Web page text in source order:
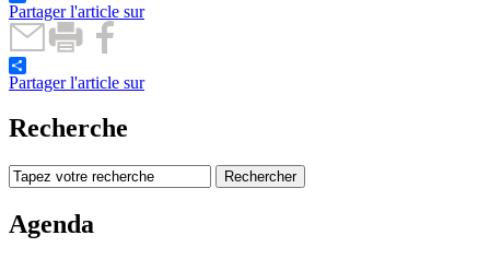
Partager l'article sur
Partager l'article sur
Recherche
Agenda